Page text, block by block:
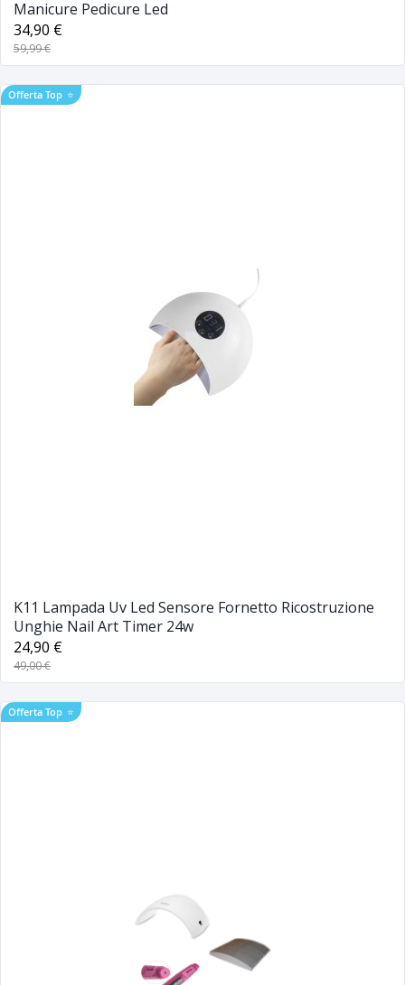
Manicure Pedicure Led
34,90 €
59,99 €
Offerta Top ⭐
K11 Lampada Uv Led Sensore Fornetto Ricostruzione
Unghie Nail Art Timer 24w
24,90 €
49,00 €
Offerta Top ⭐